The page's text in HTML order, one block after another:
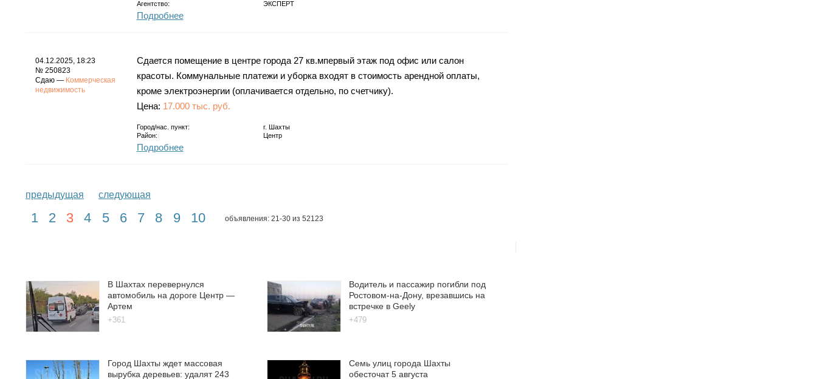
Агентство:
ЭКСПЕРТ
Подробнее
04.12.2025, 18:23
№ 250823
Сдаю — Коммерческая
недвижимость
Сдается помещение в центре города 27 кв.мпервый этаж под офис или салон
красоты. Коммунальные платежи и уборка входят в стоимость арендной оплаты,
кроме электроэнергии (оплачивается отдельно, по счетчику).
Цена: 17.000 тыс. руб.
Город/нас. пункт: г. Шахты
Район:
Центр
Подробнее
предыдущая следующая
1 2 3 4 5 6 7 8 9 10 объявления: 21-30 из 52123
В Шахтах перевернулся
автомобиль на дороге Центр —
Артем
+361
Водитель и пассажир погибли под
Ростовом-на-Дону, врезавшись на
встречке в Geely
+479
Город Шахты ждет массовая
вырубка деревьев: удалят 243
Семь улиц города Шахты
обесточат 5 августа